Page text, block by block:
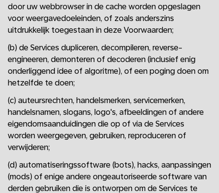
door uw webbrowser in de cache worden opgeslagen
voor weergavedoeleinden, of zoals anderszins
uitdrukkelijk toegestaan in deze Voorwaarden;
(b) de Services dupliceren, decompileren, reverse-
engineeren, demonteren of decoderen (inclusief enig
onderliggend idee of algoritme), of een poging doen om
hetzelfde te doen;
(c) auteursrechten, handelsmerken, servicemerken,
handelsnamen, slogans, logo's, afbeeldingen of andere
eigendomsaanduidingen die op of via de Services
worden weergegeven, gebruiken, reproduceren of
verwijderen;
(d) automatiseringssoftware (bots), hacks, aanpassingen
(mods) of enige andere ongeautoriseerde software van
derden gebruiken die is ontworpen om de Services te